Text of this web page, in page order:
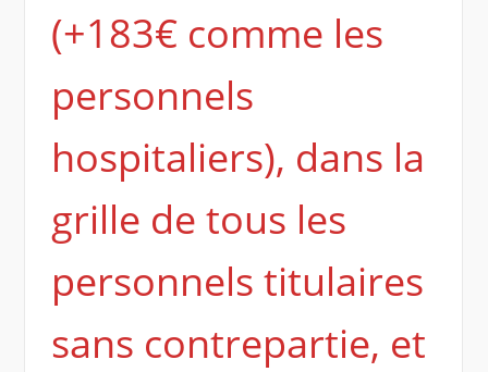
(+183€ comme les
personnels
hospitaliers), dans la
grille de tous les
personnels titulaires
sans contrepartie, et